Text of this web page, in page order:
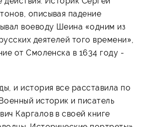
описывая падение
воеводу Шеина «одним из
деятелей того времени»,
от Смоленска в 1634 году -
и история все расставила по
историк и писатель
Каргалов в своей книге